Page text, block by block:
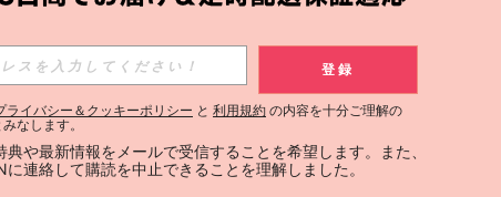
購読
登録する
登録
ライバシー＆クッキーポリシー と 利用規約 の内容を十分ご理解の
なします。
典や最新情報をメールで受信することを希望します。また、
に連絡して購読を中止できることを理解しました。